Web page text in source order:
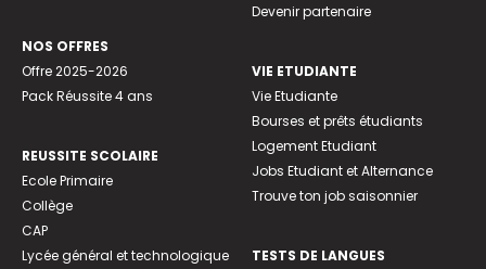
NOS OFFRES
Offre 2025-2026
Pack Réussite 4 ans
REUSSITE SCOLAIRE
Ecole Primaire
Collège
CAP
Lycée général et technologique
Devenir partenaire
VIE ETUDIANTE
Vie Etudiante
Bourses et prêts étudiants
Logement Etudiant
Jobs Etudiant et Alternance
Trouve ton job saisonnier
TESTS DE LANGUES